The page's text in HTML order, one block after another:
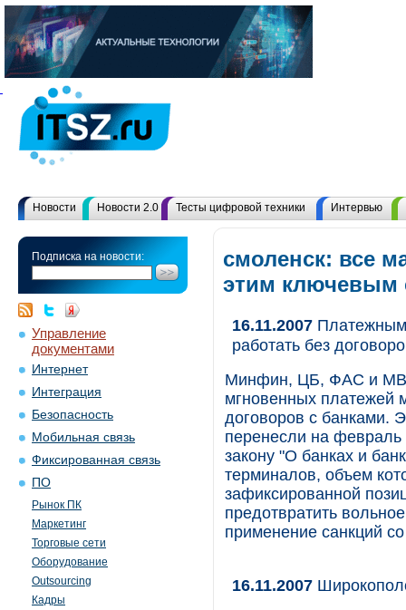
Новости Новости 2.0 Тесты цифровой техники Интервью
Подписка на новости:
Управление
документами
Интернет
Интеграция
Безопасность
Мобильная связь
Фиксированная связь
ПО
Рынок ПК
Маркетинг
Торговые сети
Оборудование
Outsourcing
Кадры
смоленск: все
этим ключевым
16.11.2007
работать без
Минфин, ЦБ, ФАС и МВД
мгновенных платежей
договоров с банками.
перенесли на февраль
закону "О банках и
терминалов, объем
зафиксированной
предотвратить
применение санкций
16.11.2007